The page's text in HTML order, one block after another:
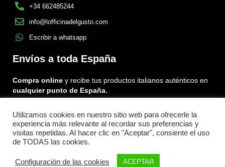
+34 662485244
info@lofficinadelgusto.com
Escribir a whatsapp
Envíos a toda España
Compra online y recibe tus productos italianos auténticos en
cualquier punto de España.
Encuéntranos en:
FacebookInstagram
Tiktok
Menu
Utilizamos cookies en nuestro sitio web para ofrecerle la
experiencia más relevante al recordar sus preferencias y
visitas repetidas. Al hacer clic en "Aceptar", consiente el uso
de TODAS las cookies.
Configuración de las cookies ACEPTAR